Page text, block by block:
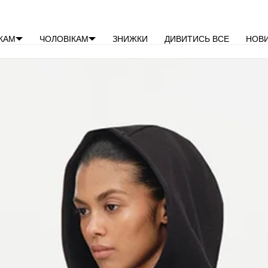
ЧОЛОВІКАМ ЗНИЖКИ ДИВИТИСЬ ВСЕ